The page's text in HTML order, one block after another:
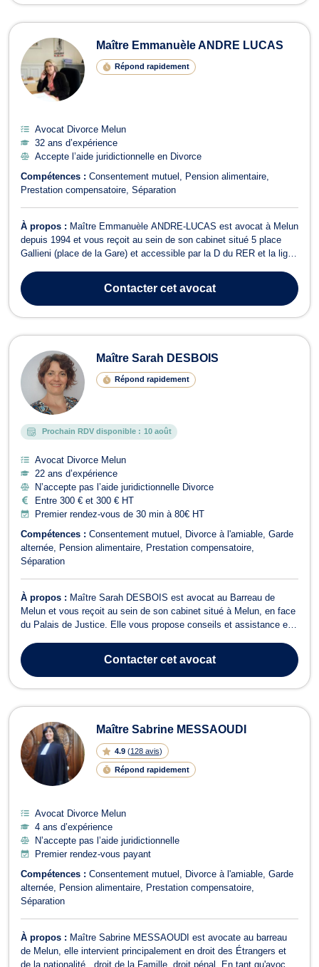
Maître Emmanuèle ANDRE LUCAS
Répond rapidement
Avocat Divorce Melun
32 ans d’expérience
Accepte l’aide juridictionnelle en Divorce
Compétences : Consentement mutuel
Pension alimentaire
Prestation compensatoire Séparation
À propos : Maître Emmanuèle ANDRE-LUCAS est avocat à Melun
depuis 1994 et vous reçoit au sein de son cabinet situé 5 place
Gallieni (place de la Gare) et accessible par la D du RER et la ligne
des Avocats du Barreau de Melun à plusieurs reprises. Maître
Emmanuèle ANDRE-L...Contactercet avocat
Maître Sarah DESBOIS
Répond rapidement
Prochain RDV disponible : 10 août
Avocat Divorce Melun
22 ans d’expérience
N’accepte pas l’aide juridictionnelle Divorce
Entre 300 € et 300 € HT
Premier rendez-vous de 30 min à 80€ HT
Compétences : Consentement mutuel Divorce à l'amiable Garde
alternée
Pension alimentaire
Prestation compensatoire
Séparation
À propos : Maître Sarah DESBOIS est avocat au Barreau de
Melun et vous reçoit au sein de son cabinet situé à Melun, en face
du Palais de Justice. Elle vous propose conseils et assistance en
mineurs et de la famille. Maître Sarah DESBOIS assiste les
victimes en droit du...Contactercet avocat
Maître Sabrine MESSAOUDI
4.9 (128 avis)
Répond rapidement
Avocat Divorce Melun
4 ans d’expérience
N’accepte pas l’aide juridictionnelle
Premier rendez-vous payant
Compétences : Consentement mutuel Divorce à l'amiable Garde
alternée
Pension alimentaire
Prestation compensatoire
Séparation
À propos : Maître Sabrine MESSAOUDI est avocate au barreau
de Melun, elle intervient principalement en droit des Étrangers et
de la nationalité , droit de la Famille, droit pénal. En tant qu'avocate